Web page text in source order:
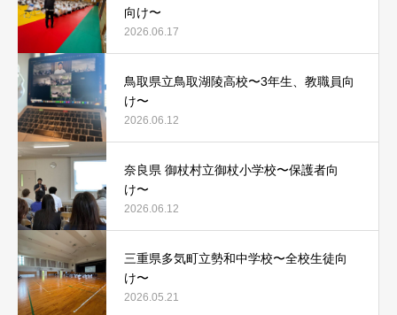
向け〜
2026.06.17
鳥取県立鳥取湖陵高校〜3年生、教職員向
け〜
2026.06.12
奈良県 御杖村立御杖小学校〜保護者向
け〜
2026.06.12
三重県多気町立勢和中学校〜全校生徒向
け〜
2026.05.21